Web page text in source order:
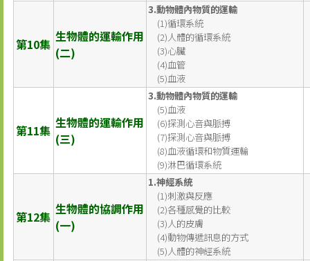
第10集 生物體的運輸作用
(二)
3.動物體內物質的運輸
(1)循環系統
(2)人體的循環系統
(3)心臟
(4)血管
(5)血液
第11集 生物體的運輸作用
(三)
3.動物體內物質的運輸
(5)血液
(6)探測心音與脈搏
(7)探測心音與脈搏
(8)血液循環和物質運輸
(9)淋巴循環系統
第12集 生物體的協調作用
(一)
1.神經系統
(1)刺激與反應
(2)各種感覺的比較
(3)人的皮膚
(4)動物傳遞訊息的方式
(5)人體的神經系統